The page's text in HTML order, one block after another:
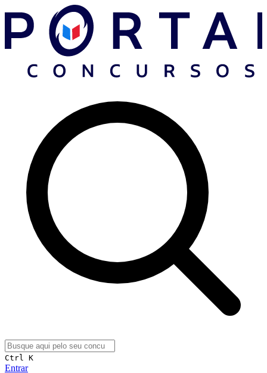
Ctrl K
Entrar